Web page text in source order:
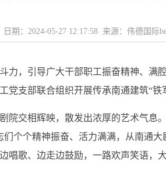
日期：2024-05-27 12:17:58 来源：伟德国际
力，引导广大干部职工振奋精神、
党支部联合组织开展传承南通建筑“铁
院交相辉映，散发出浓厚的艺术气
个个精神振奋、活力满满，从南通
唱歌、边走边鼓励，一路欢声笑语，